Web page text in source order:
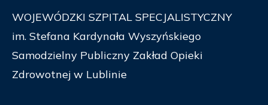
WOJEWÓDZKI SZPITAL SPECJALISTYCZNY
im. Stefana Kardynała Wyszyńskiego
Samodzielny Publiczny Zakład Opieki
Zdrowotnej w Lublinie